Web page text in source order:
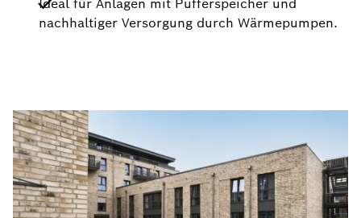
Ideal für Anlagen mit Pufferspeicher und
nachhaltiger Versorgung durch Wärmepumpen.